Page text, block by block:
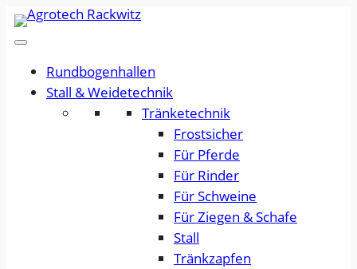
Rundbogenhallen
Stall & Weidetechnik
Tränketechnik
Frostsicher
Für Pferde
Für Rinder
Für Schweine
Für Ziegen & Schafe
Stall
Tränkzapfen